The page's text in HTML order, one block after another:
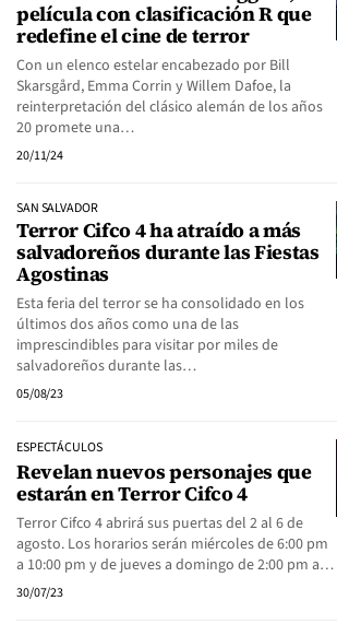
película con clasificación R que
redefine el cine de terror
Con un elenco estelar encabezado por Bill
Skarsgård, Emma Corrin y Willem Dafoe, la
reinterpretación del clásico alemán de los años
20 promete una…
20/11/24
SAN SALVADOR
Terror Cifco 4 ha atraído a más
salvadoreños durante las Fiestas
Agostinas
Esta feria del terror se ha consolidado en los
últimos dos años como una de las
imprescindibles para visitar por miles de
salvadoreños durante las…
05/08/23
ESPECTÁCULOS
Revelan nuevos personajes que
estarán en Terror Cifco 4
Terror Cifco 4 abrirá sus puertas del 2 al 6 de
agosto. Los horarios serán miércoles de 6:00 pm
a 10:00 pm y de jueves a domingo de 2:00 pm a…
30/07/23